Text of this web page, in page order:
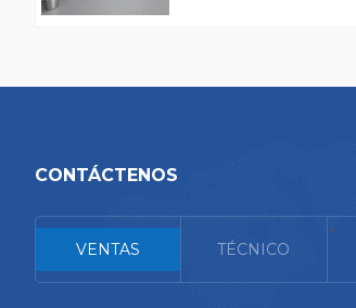
CONTÁCTENOS
VENTAS TÉCNICO
<